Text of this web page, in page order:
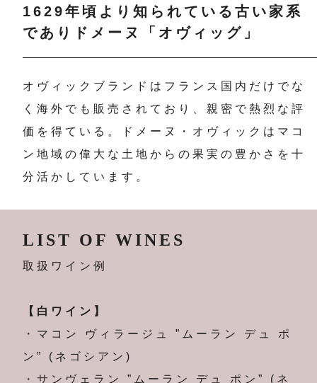
1629年頃より知られている古い家系
でありドメーヌ「オヴィッグ」
オヴィックブランドはフランス国内だけでな
く海外でも販売されており、親密で熱烈な評
価を得ている。ドメーヌ・オヴィックはマコ
ン地域の偉大な土地からの果実の豊かさを十
分活かしています。
LIST OF WINES
取扱ワイン例
【白ワイン】
・マコン ヴィラージュ ”ムーラン デュ ポ
ン” (ネゴシアン)
・サンヴェラン ”ムーラン デュ ポン” (ネ